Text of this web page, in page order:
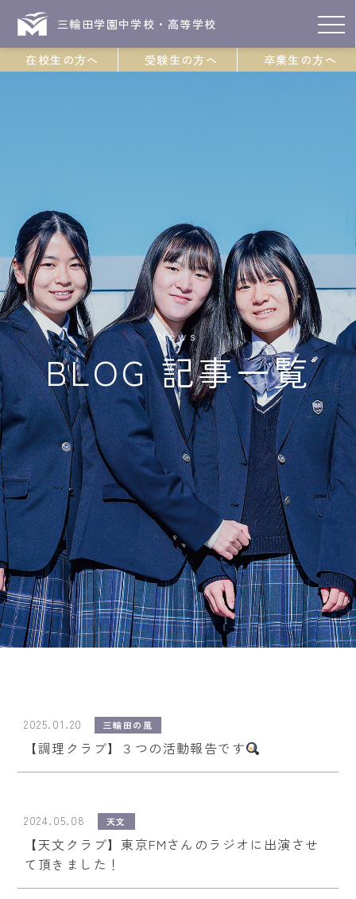
在校生の方へ 受験生の方へ 卒業生の方へ
三輪田学園中学校・高等学校
News
BLOG 記事一覧
2025.01.20 三輪田の風
【調理クラブ】３つの活動報告です
2024.05.08 天文
【天文クラブ】東京FMさんのラジオに出演させ
て頂きました！